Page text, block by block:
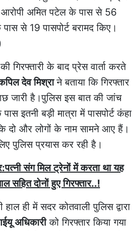
अमित पटेल के पास से 56
से 19 पासपोर्ट बरामद किए।
गिरफ्तारी के बाद प्रेस वार्ता करते
देव मिश्राने बताया कि गिरफ्तार
जारी है।पुलिस इस बात की जांच
इतनी बड़ी मात्रा में पासपोर्ट कंहा
दो और लोगों के नाम सामने आए हैं।
पुलिस प्रयास कर रही है।
संग मिल ट्रेनों में करता था यह
सहित दोनों हुए गिरफ्तार..!
ही में सदर कोतवाली पुलिस द्वारा
अधिकारीको गिरफ्तार किया गया